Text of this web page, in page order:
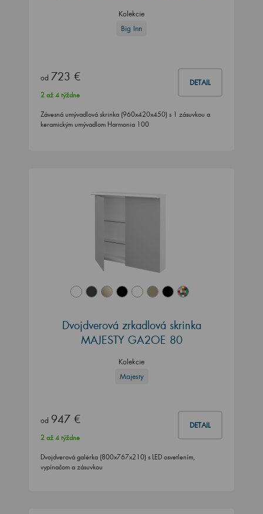
Kolekcie
Big Inn
od 723 € DETAIL
2 až 4 týždne
Závesná umývadlová skrinka (960x420x450) s 1 zásuvkou a
keramickým umývadlom Harmonia 100
Dvojdverová zrkadlová skrinka
MAJESTY GA2OE 80
Kolekcie
Majesty
od 947 € DETAIL
2 až 4 týždne
Dvojdverová galérka (800x767x210) s LED osvetlením,
vypínačom a zásuvkou